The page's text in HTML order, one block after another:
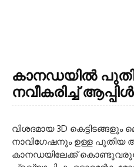
കാനഡയിൽ
നവീകരിച്ച് ആപ്പിൾ
വിശദമായ 3D കെട്ടിടങ്ങളും
നാവിഗേഷനും ഉള്ള പുതിയ
കാനഡയിലേക്ക്